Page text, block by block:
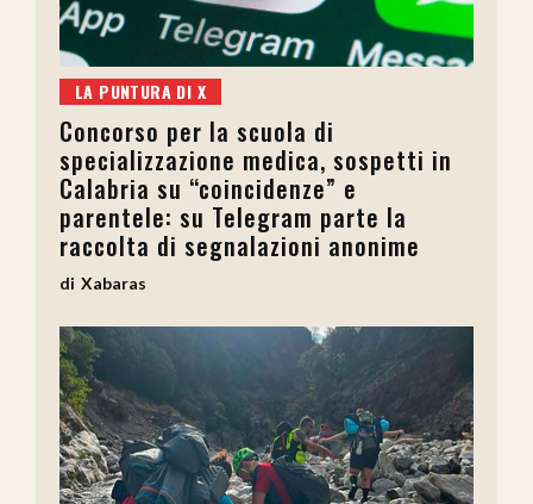
LA PUNTURA DI X
Concorso per la scuola di
specializzazione medica, sospetti in
Calabria su “coincidenze” e
parentele: su Telegram parte la
raccolta di segnalazioni anonime
Xabaras